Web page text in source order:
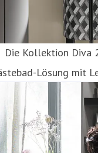
Die Kollektion Diva
Lösung mit